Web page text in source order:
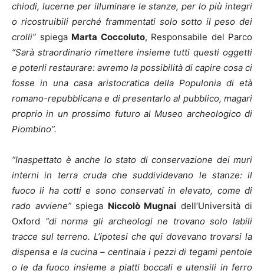
chiodi, lucerne per illuminare le stanze, per lo più integri
o ricostruibili perché frammentati solo sotto il peso dei
crolli” spiega Marta Coccoluto, Responsabile del Parco
“Sarà straordinario rimettere insieme tutti questi oggetti
e poterli restaurare: avremo la possibilità di capire cosa ci
fosse in una casa aristocratica della Populonia di età
romano-repubblicana e di presentarlo al pubblico, magari
proprio in un prossimo futuro al Museo archeologico di
Piombino”.
“Inaspettato è anche lo stato di conservazione dei muri
interni in terra cruda che suddividevano le stanze: il
fuoco li ha cotti e sono conservati in elevato, come di
rado avviene”spiega Niccolò Mugnai dell’Università di
Oxford “di norma gli archeologi ne trovano solo labili
tracce sul terreno. L’ipotesi che qui dovevano trovarsi la
dispensa e la cucina – centinaia i pezzi di tegami pentole
o le da fuoco insieme a piatti boccali e utensili in ferro